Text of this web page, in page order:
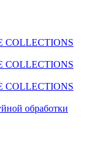
COLLECTIONS
COLLECTIONS
COLLECTIONS
обработки